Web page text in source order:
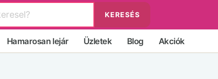
KERESÉS
Hamarosan lejár Üzletek Blog Akciók